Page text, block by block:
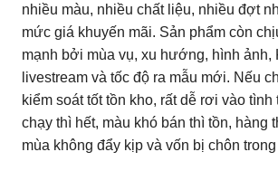
nhiều màu, nhiều chất liệu, nhiều đợt
mức giá khuyến mãi. Sản phẩm còn
mạnh bởi mùa vụ, xu hướng, hình ảnh,
livestream và tốc độ ra mẫu mới. Nếu
kiểm soát tốt tồn kho, rất dễ rơi vào tình
chạy thì hết, màu khó bán thì tồn, hàng
mùa không đẩy kịp và vốn bị chôn